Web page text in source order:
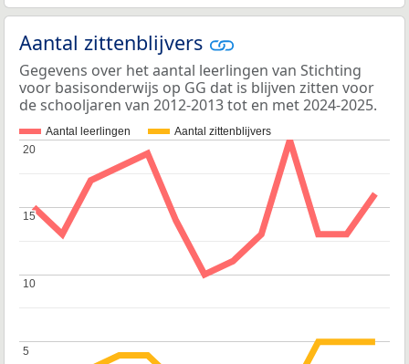
Aantal zittenblijvers
Gegevens over het aantal leerlingen van Stichting
voor basisonderwijs op GG dat is blijven zitten voor
de schooljaren van 2012-2013 tot en met 2024-2025.
Aantal leerlingen Aantal zittenblijvers
5
5
10
10
15
15
20
20